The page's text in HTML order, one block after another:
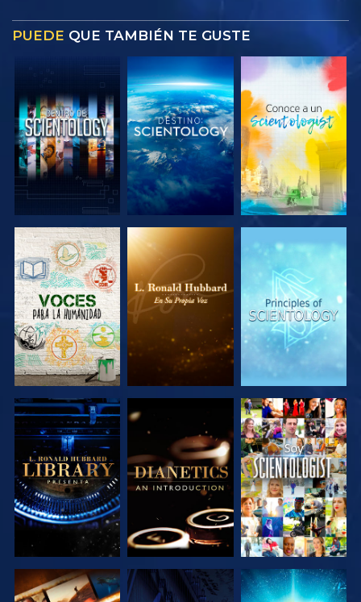
PUEDE QUE TAMBIÉN TE GUSTE
EXPLORA LAS
SERIES
EXPLORA LAS
SERIES
EXPLORA LAS
SERIES
EXPLORA LAS
SERIES
EXPLORA LAS
SERIES
VE